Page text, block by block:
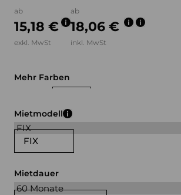
ab
15,18 €
exkl. MwSt
ab
18,06 €
inkl. MwSt
Mehr Farben
FIX
Mietmodell
Mietdauer